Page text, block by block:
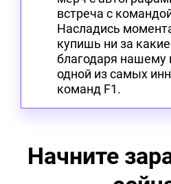
встреча с
Насладись
купишь ни за
благодаря нашему
одной из самых
команд F1.
Начните